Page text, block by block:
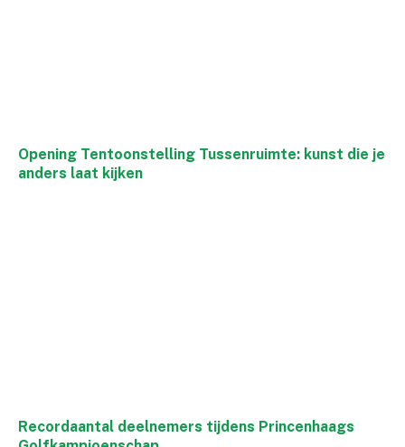
Opening Tentoonstelling Tussenruimte: kunst die je
anders laat kijken
Recordaantal deelnemers tijdens Princenhaags